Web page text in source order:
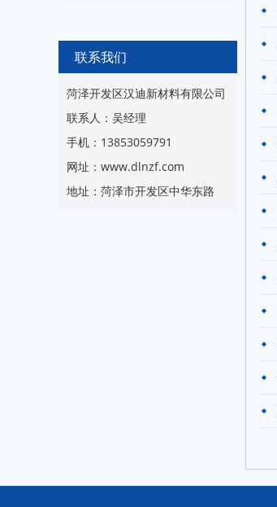
联系我们
菏泽开发区汉迪新材料有限公司
联系人：吴经理
手机：13853059791
网址：www.dlnzf.com
地址：菏泽市开发区中华东路